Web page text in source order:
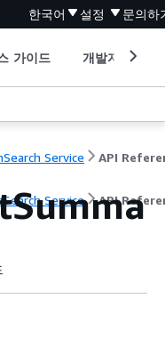
한국어 설정 문의하
가이드 개발자 도구
Service
Service API